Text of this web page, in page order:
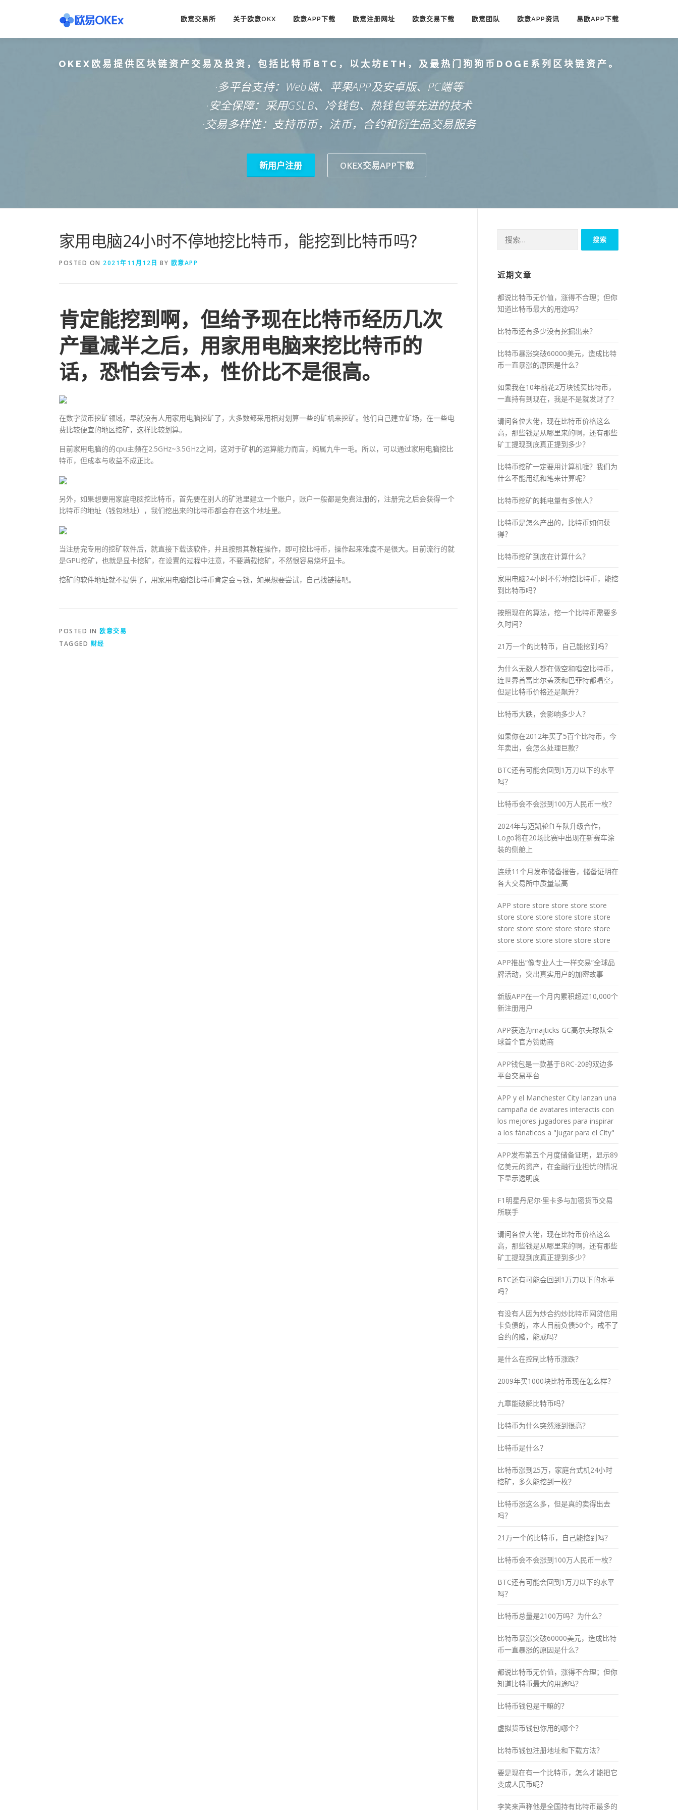
欧意交易所 关于欧意OKX 欧意APP下载 欧意注册网址 欧意交易下载 欧意团队 欧意APP资讯 易欧APP下载
OKEX欧易提供区块链资产交易及投资，包括比特币BTC，以太坊ETH，及最热门狗狗币DOGE系列区块链资产。
·多平台支持：Web端、苹果APP及安卓版、PC端等
·安全保障：采用GSLB、冷钱包、热钱包等先进的技术
·交易多样性：支持币币，法币，合约和衍生品交易服务
新用户注册 OKEX交易APP下载
家用电脑24小时不停地挖比特币，能挖到比特币吗？
POSTED ON 2021年11月12日 BY 欧意APP
肯定能挖到啊，但给予现在比特币经历几次
产量减半之后，用家用电脑来挖比特币的
话，恐怕会亏本，性价比不是很高。
在数字货币挖矿领域，早就没有人用家用电脑挖矿了，大多数都采用相对划算一些的矿机来挖矿。他们自己建立矿场，在一些电
费比较便宜的地区挖矿，这样比较划算。
目前家用电脑的的cpu主频在2.5GHz~3.5GHz之间，这对于矿机的运算能力而言，纯属九牛一毛。所以，可以通过家用电脑挖比
特币，但成本与收益不成正比。
另外，如果想要用家庭电脑挖比特币，首先要在别人的矿池里建立一个账户，账户一般都是免费注册的，注册完之后会获得一个
比特币的地址（钱包地址），我们挖出来的比特币都会存在这个地址里。
当注册完专用的挖矿软件后，就直接下载该软件，并且按照其教程操作，即可挖比特币，操作起来难度不是很大。目前流行的就
是GPU挖矿，也就是显卡挖矿，在设置的过程中注意，不要满载挖矿，不然恨容易烧坏显卡。
挖矿的软件地址就不提供了，用家用电脑挖比特币肯定会亏钱，如果想要尝试，自己找链接吧。
POSTED IN 欧意交易
TAGGED 财经
索：
近期文章
都说比特币无价值，涨得不合理；但你
知道比特币最大的用途吗？
比特币还有多少没有挖掘出来？
比特币暴涨突破60000美元，造成比特
币一直暴涨的原因是什么？
如果我在10年前花2万块钱买比特币，
一直持有到现在，我是不是就发财了？
请问各位大佬，现在比特币价格这么
高，那些钱是从哪里来的啊，还有那些
矿工提现到底真正提到多少？
比特币挖矿一定要用计算机嚒？我们为
什么不能用纸和笔来计算呢？
比特币挖矿的耗电量有多惊人？
比特币是怎么产出的，比特币如何获
得？
比特币挖矿到底在计算什么？
家用电脑24小时不停地挖比特币，能挖
到比特币吗？
按照现在的算法，挖一个比特币需要多
久时间？
21万一个的比特币，自己能挖到吗？
为什么无数人都在做空和唱空比特币，
连世界首富比尔盖茨和巴菲特都唱空，
但是比特币价格还是飙升？
比特币大跌，会影响多少人？
如果你在2012年买了5百个比特币，今
年卖出，会怎么处理巨款？
BTC还有可能会回到1万刀以下的水平
吗？
比特币会不会涨到100万人民币一枚？
2024年与迈凯轮f1车队升级合作，
Logo将在20场比赛中出现在新赛车涂
装的侧舱上
连续11个月发布储备报告，储备证明在
各大交易所中质量最高
APP store store store store store
store store store store store store
store store store store store store
store store store store store store
APP推出“像专业人士一样交易”全球品
牌活动，突出真实用户的加密故事
新版APP在一个月内累积超过10,000个
新注册用户
APP获选为majticks GC高尔夫球队全
球首个官方赞助商
APP钱包是一款基于BRC-20的双边多
平台交易平台
APP y el Manchester City lanzan una
campaña de avatares interactis con
los mejores jugadores para inspirar
a los fánaticos a "Jugar para el City"
APP发布第五个月度储备证明，显示89
亿美元的资产，在金融行业担忧的情况
下显示透明度
F1明星丹尼尔·里卡多与加密货币交易
所联手
请问各位大佬，现在比特币价格这么
高，那些钱是从哪里来的啊，还有那些
矿工提现到底真正提到多少？
BTC还有可能会回到1万刀以下的水平
吗？
有没有人因为炒合约炒比特币网贷信用
卡负债的，本人目前负债50个，戒不了
合约的赌，能戒吗？
是什么在控制比特币涨跌？
2009年买1000块比特币现在怎么样？
九章能破解比特币吗？
比特币为什么突然涨到很高？
比特币是什么？
比特币涨到25万，家庭台式机24小时
挖矿，多久能挖到一枚？
比特币涨这么多，但是真的卖得出去
吗？
21万一个的比特币，自己能挖到吗？
比特币会不会涨到100万人民币一枚？
BTC还有可能会回到1万刀以下的水平
吗？
比特币总量是2100万吗？为什么？
比特币暴涨突破60000美元，造成比特
币一直暴涨的原因是什么？
都说比特币无价值，涨得不合理；但你
知道比特币最大的用途吗？
比特币钱包是干嘛的？
虚拟货币钱包你用的哪个？
比特币钱包注册地址和下载方法？
要是现在有一个比特币，怎么才能把它
变成人民币呢？
李笑来声称他是全国持有比特币最多的